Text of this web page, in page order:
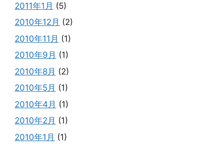
2011年1月 (5)
2010年12月 (2)
2010年11月 (1)
2010年9月 (1)
2010年8月 (2)
2010年5月 (1)
2010年4月 (1)
2010年2月 (1)
2010年1月 (1)